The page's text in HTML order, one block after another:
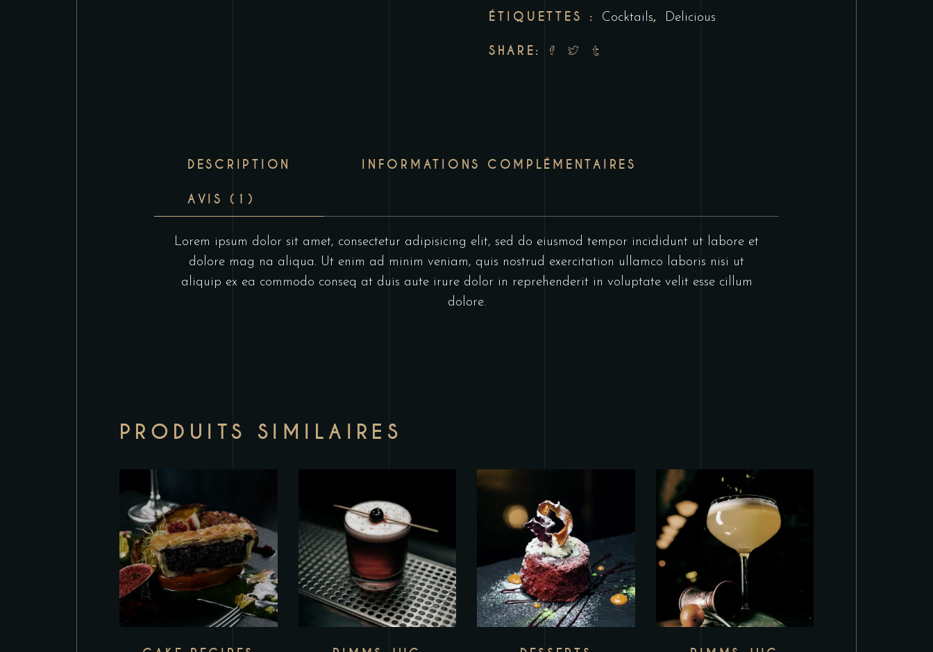
ÉTIQUETTES : Cocktails, Delicious
SHARE:
DESCRIPTION INFORMATIONS COMPLÉMENTAIRES
AVIS (1)
Lorem ipsum dolor sit amet, consectetur adipisicing elit, sed do eiusmod tempor incididunt ut labore et
dolore mag na aliqua. Ut enim ad minim veniam, quis nostrud exercitation ullamco laboris nisi ut
aliquip ex ea commodo conseq at duis aute irure dolor in reprehenderit in voluptate velit esse cillum
dolore.
PRODUITS SIMILAIRES
Add to wishlist Add to wishlist Add to wishlist Add to wishlist